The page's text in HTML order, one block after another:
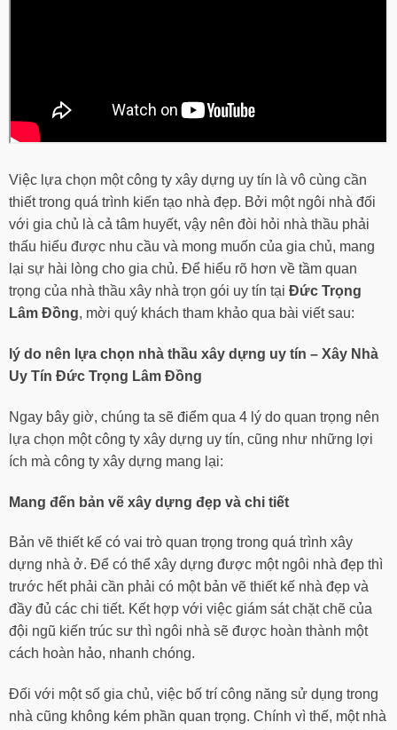
Việc lựa chọn một công ty xây dựng uy tín là vô cùng cần
thiết trong quá trình kiến tạo nhà đẹp. Bởi một ngôi nhà đối
với gia chủ là cả tâm huyết, vậy nên đòi hỏi nhà thầu phải
thấu hiểu được nhu cầu và mong muốn của gia chủ, mang
lại sự hài lòng cho gia chủ. Để hiểu rõ hơn về tầm quan
trọng của nhà thầu xây nhà trọn gói uy tín tại Đức Trọng
Lâm Đồng, mời quý khách tham khảo qua bài viết sau:
lý do nên lựa chọn nhà thầu xây dựng uy tín – Xây Nhà
Uy Tín Đức Trọng Lâm Đồng
Ngay bây giờ, chúng ta sẽ điểm qua 4 lý do quan trọng nên
lựa chọn một công ty xây dựng uy tín, cũng như những lợi
ích mà công ty xây dựng mang lại:
Mang đến bản vẽ xây dựng đẹp và chi tiết
Bản vẽ thiết kế có vai trò quan trọng trong quá trình xây
dựng nhà ở. Để có thể xây dựng được một ngôi nhà đẹp thì
trước hết phải cần phải có một bản vẽ thiết kế nhà đẹp và
đầy đủ các chi tiết. Kết hợp với việc giám sát chặt chẽ của
đội ngũ kiến trúc sư thì ngôi nhà sẽ được hoàn thành một
cách hoàn hảo, nhanh chóng.
Đối với một số gia chủ, việc bố trí công năng sử dụng trong
nhà cũng không kém phần quan trọng. Chính vì thế, một nhà